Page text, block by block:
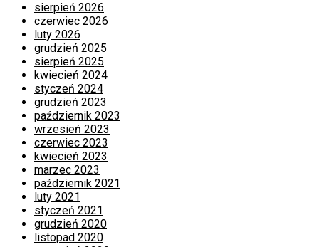
sierpień 2026
czerwiec 2026
luty 2026
grudzień 2025
sierpień 2025
kwiecień 2024
styczeń 2024
grudzień 2023
październik 2023
wrzesień 2023
czerwiec 2023
kwiecień 2023
marzec 2023
październik 2021
luty 2021
styczeń 2021
grudzień 2020
listopad 2020